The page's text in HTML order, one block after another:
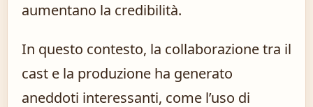
aumentano la credibilità.
In questo contesto, la collaborazione tra il
cast e la produzione ha generato
aneddoti interessanti, come l’uso di